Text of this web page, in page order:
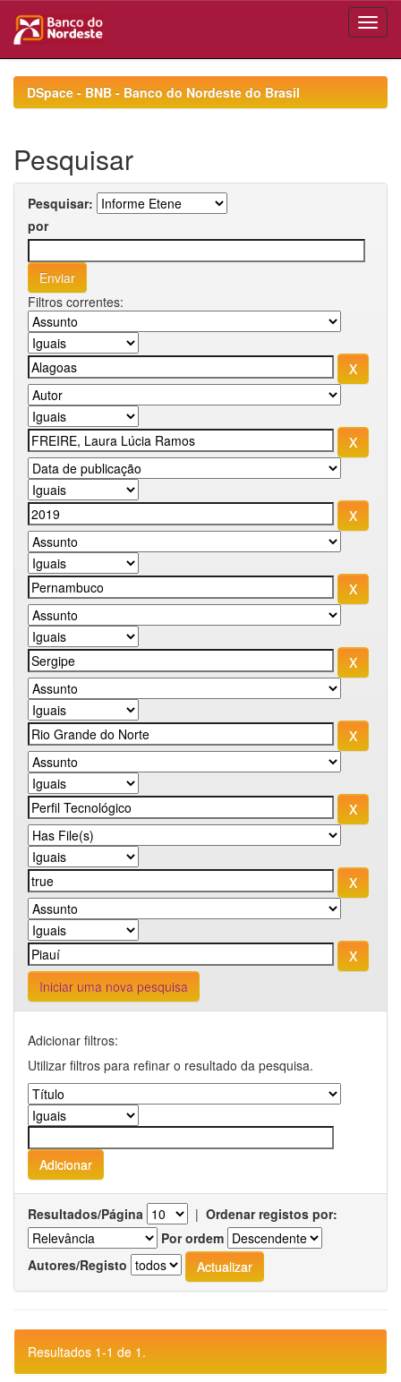
navigationDSpace - BNB - Banco do Nordeste do Brasil
Pesquisar
Pesquisar:
por
Filtros correntes:
Iniciar uma nova pesquisa
Adicionar filtros:
Utilizar filtros para refinar o resultado da pesquisa.
Resultados/Página | Ordenar registos por:
Por ordem
Autores/Registo
Resultados 1-1 de 1.